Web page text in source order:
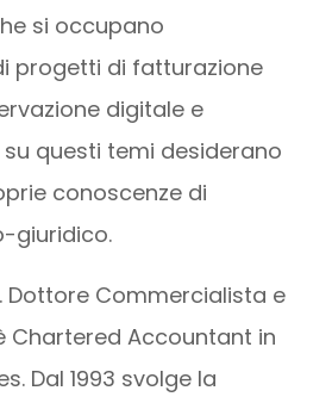
si occupano
progetti di fatturazione
digitale e
questi temi desiderano
conoscenze di
giuridico.
. Dottore Commercialista e
Chartered Accountant in
Dal 1993 svolge la